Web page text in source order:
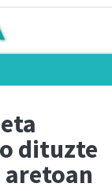
dituzte